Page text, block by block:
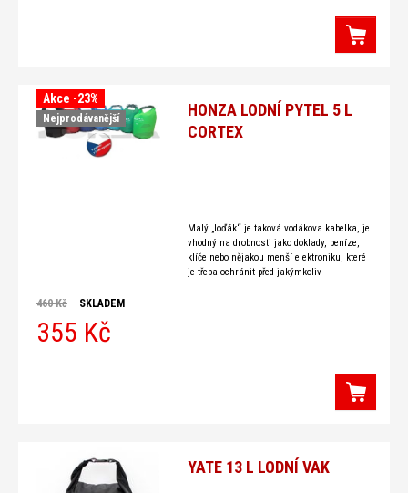
HONZA LODNÍ PYTEL 5 L
CORTEX
Akce -23%
Nejprodávanější
Malý „loďák“ je taková vodákova kabelka, je
vhodný na drobnosti jako doklady, peníze,
klíče nebo nějakou menší elektroniku, které
je třeba ochránit před jakýmkoliv
460 Kč SKLADEM
355 Kč
YATE 13 L LODNÍ VAK